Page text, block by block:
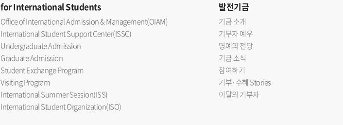
for International Students
Office of International Admission & Management(OIAM)
International Student Support Center(ISSC)
Undergraduate Admission
Graduate Admission
Student Exchange Program
Visiting Program
International Summer Session(ISS)
International Student Organization(ISO)
발전기금
기금 소개
기부자 예우
명예의 전당
기금 소식
참여하기
기부·수혜 Stories
이달의 기부자